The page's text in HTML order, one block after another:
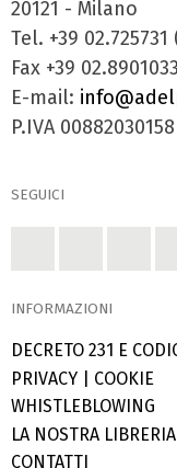
20121 - Milano
Tel. +39 02.725731
Fax +39
E-mail:
P.IVA 00882030158
SEGUICI
INFORMAZIONI
DECRETO 231 E
PRIVACY
COOKIE
WHISTLEBLOWING
LA NOSTRA LIBRERIA
CONTATTI